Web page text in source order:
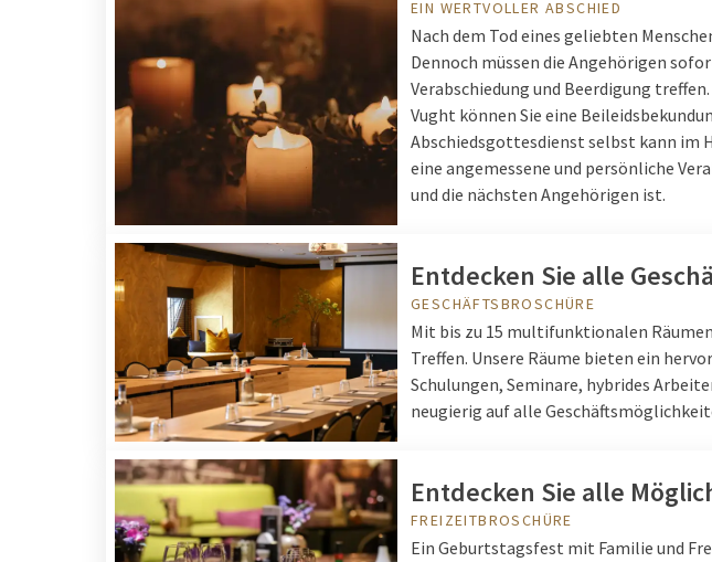
EIN WERTVOLLER ABSCHIED
Nach dem Tod eines geliebten
Dennoch müssen die Angehörigen
Verabschiedung und Beerdigung
Vught können Sie eine
Abschiedsgottesdienst selbst kann im
eine angemessene und persönliche
und die nächsten Angehörigen ist.
Entdecken Sie alle
GESCHÄFTSBROSCHÜRE
Mit bis zu 15 multifunktionalen
Treffen. Unsere Räume bieten ein
Schulungen, Seminare, hybrides
neugierig auf alle
Entdecken Sie alle
FREIZEITBROSCHÜRE
Ein Geburtstagsfest mit Familie und